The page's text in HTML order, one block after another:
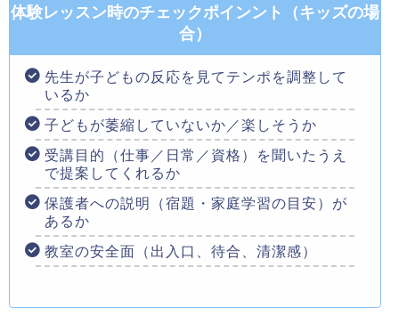
体験レッスン時のチェックポインント（キッズの場
合）
先生が子どもの反応を見てテンポを調整して
いるか
子どもが萎縮していないか／楽しそうか
受講目的（仕事／日常／資格）を聞いたうえ
で提案してくれるか
保護者への説明（宿題・家庭学習の目安）が
あるか
教室の安全面（出入口、待合、清潔感）